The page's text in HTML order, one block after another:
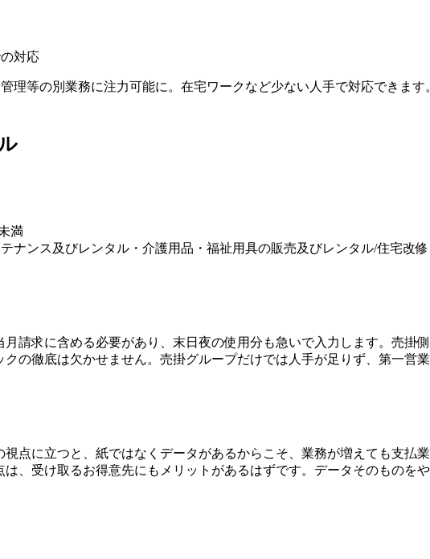
対応
理等の別業務に注力可能に。在宅ワークなど少ない人手で対応できます
満
ナンス及びレンタル・介護用品・福祉用具の販売及びレンタル/住宅改
請求に含める必要があり、末日夜の使用分も急いで入力します。売掛
クの徹底は欠かせません。売掛グループだけでは人手が足りず、第一営
点に立つと、紙ではなくデータがあるからこそ、業務が増えても支払
、受け取るお得意先にもメリットがあるはずです。データそのものを